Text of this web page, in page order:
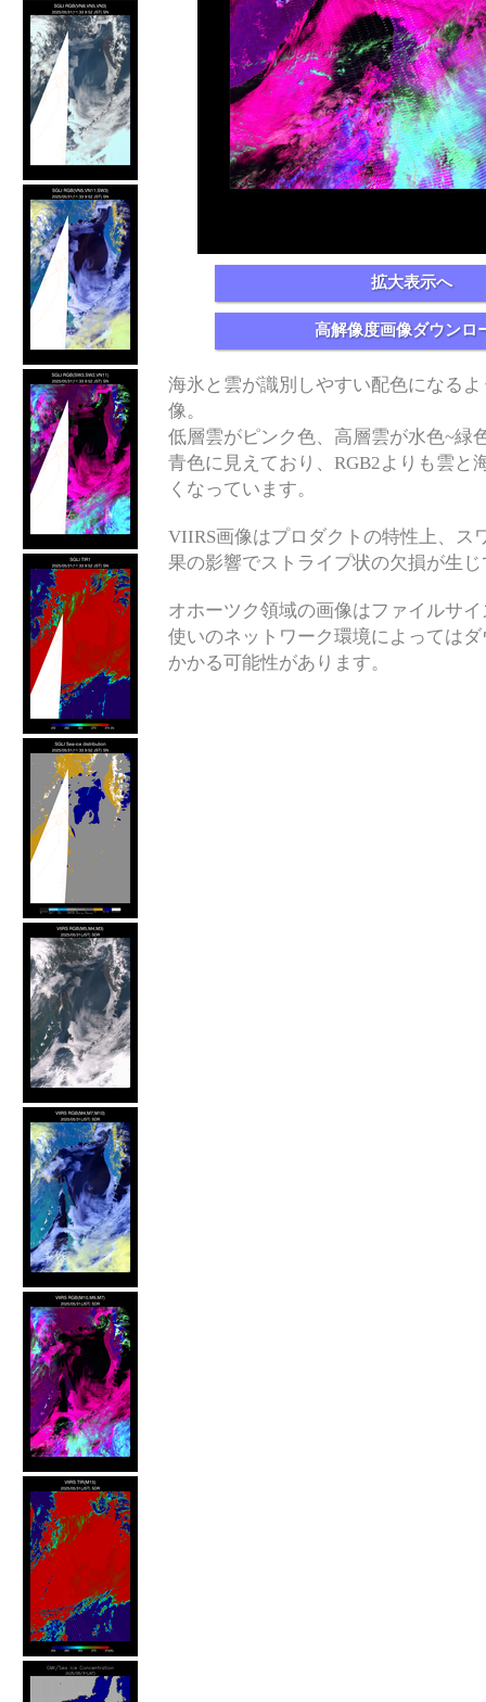
拡大表示へ
高解像度画像ダウンロ
海氷と雲が識別しやすい配色になる
像。
低層雲がピンク色、高層雲が水色~緑
青色に見えており、RGB2よりも雲と
くなっています。
VIIRS画像はプロダクトの特性上、ス
果の影響でストライプ状の欠損が生
オホーツク領域の画像はファイルサ
使いのネットワーク環境によっては
かかる可能性があります。